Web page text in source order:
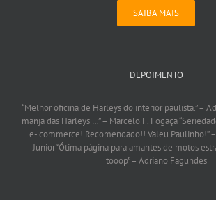
SAIBA MAIS
DEPOIMENTO
“Melhor oficina de Harleys do interior paulista.”–
manja das Harleys …”– Marcelo F. Fogaça
e- commerce! Recomendado!! Valeu Paulinho!”
Junior“Ótima página para amantes de motos
tooop”– Adriano Fagundes